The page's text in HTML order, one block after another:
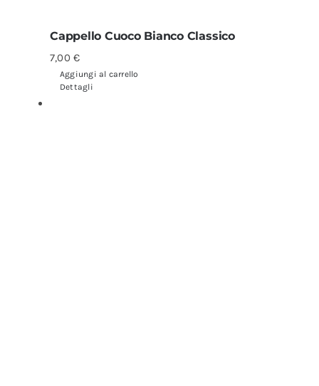
Cappello Cuoco Bianco Classico
7,00€
Aggiungi al carrello
Dettagli